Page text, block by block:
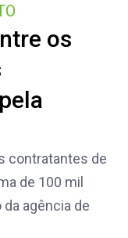
os
contratantes de
de 100 mil
agência de